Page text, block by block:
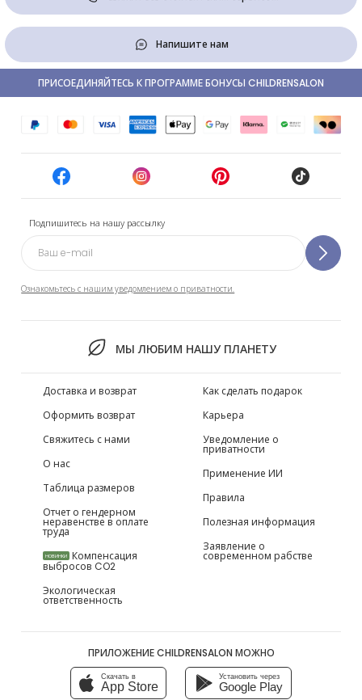
Напишите нам
Подпишитесь на нашу рассылку
Ознакомьтесь с нашим уведомлением о приватности.
МЫ ЛЮБИМ НАШУ ПЛАНЕТУ
ПРИСОЕДИНЯЙТЕСЬ К ПРОГРАММЕ БОНУСЫ CHILDRENSALON
Доставка и возврат
Оформить возврат
Свяжитесь с нами
О нас
Таблица размеров
Отчет о гендерном
неравенстве в оплате
труда
НОВИНКИ Компенсация
выбросов CO2
Экологическая
ответственность
Как сделать подарок
Карьера
Уведомление о
приватности
Применение ИИ
Правила
Полезная информация
Заявление о
современном рабстве
ПРИЛОЖЕНИЕ CHILDRENSALON МОЖНО
Скачать в
App Store
Установить через
Google Play